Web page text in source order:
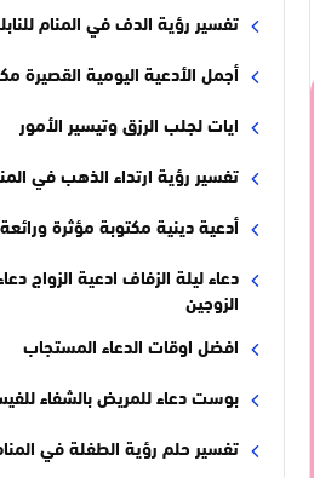
تفسير رؤية الدف في المنام
أجمل الأدعية اليومية القصيرة
ايات لجلب الرزق وتيسير الأمور
تفسير رؤية ارتداء الذهب في
أدعية دينية مكتوبة مؤثرة ورائعة
دعاء ليلة الزفاف ادعية الزواج
الزوجين
افضل اوقات الدعاء المستجاب
بوست دعاء للمريض بالشفاء
تفسير حلم رؤية الطفلة في